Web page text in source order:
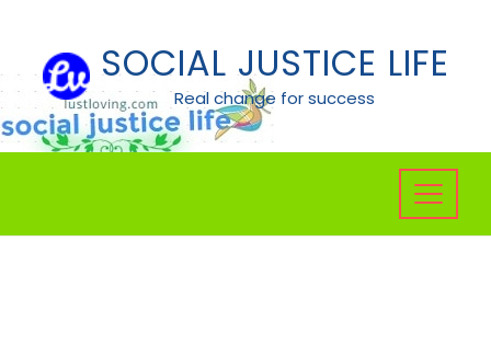
content
SOCIAL JUSTICE LIFE
Real change for success